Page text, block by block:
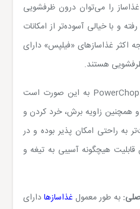
را می‌توان درون ظرفشویی
و با خیالی آسوده‌تر از امکانات
اکثر غذاسازهای «فیلپس» دارای
هستند.
PowerChop به این صورت است
همچنین زاویه برش، خرد کردن و
به راحتی امکان پذیر بوده و در
قابلیت هیچگونه آسیبی به تیغه و
به طور معمول غذاسازهادارای